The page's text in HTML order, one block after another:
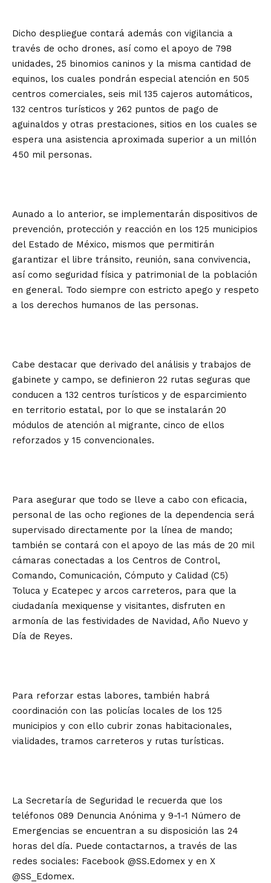
Dicho despliegue contará además con vigilancia a
través de ocho drones, así como el apoyo de 798
unidades, 25 binomios caninos y la misma cantidad de
equinos, los cuales pondrán especial atención en 505
centros comerciales, seis mil 135 cajeros automáticos,
132 centros turísticos y 262 puntos de pago de
aguinaldos y otras prestaciones, sitios en los cuales se
espera una asistencia aproximada superior a un millón
450 mil personas.
Aunado a lo anterior, se implementarán dispositivos de
prevención, protección y reacción en los 125 municipios
del Estado de México, mismos que permitirán
garantizar el libre tránsito, reunión, sana convivencia,
así como seguridad física y patrimonial de la población
en general. Todo siempre con estricto apego y respeto
a los derechos humanos de las personas.
Cabe destacar que derivado del análisis y trabajos de
gabinete y campo, se definieron 22 rutas seguras que
conducen a 132 centros turísticos y de esparcimiento
en territorio estatal, por lo que se instalarán 20
módulos de atención al migrante, cinco de ellos
reforzados y 15 convencionales.
Para asegurar que todo se lleve a cabo con eficacia,
personal de las ocho regiones de la dependencia será
supervisado directamente por la línea de mando;
también se contará con el apoyo de las más de 20 mil
cámaras conectadas a los Centros de Control,
Comando, Comunicación, Cómputo y Calidad (C5)
Toluca y Ecatepec y arcos carreteros, para que la
ciudadanía mexiquense y visitantes, disfruten en
armonía de las festividades de Navidad, Año Nuevo y
Día de Reyes.
Para reforzar estas labores, también habrá
coordinación con las policías locales de los 125
municipios y con ello cubrir zonas habitacionales,
vialidades, tramos carreteros y rutas turísticas.
La Secretaría de Seguridad le recuerda que los
teléfonos 089 Denuncia Anónima y 9-1-1 Número de
Emergencias se encuentran a su disposición las 24
horas del día. Puede contactarnos, a través de las
redes sociales: Facebook @SS.Edomex y en X
@SS_Edomex.